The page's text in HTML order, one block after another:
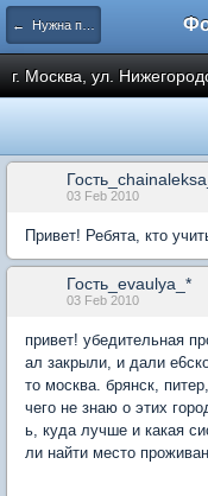
← Нужна помощь
г. Москва, ул.
03 Feb 2010
Привет! Ребята, кто
Гость_evaulya_*
03 Feb 2010
привет! убедительная
ал закрыли, и дали
то москва. брянск,
чего не знаю о этих
ь, куда лучше и какая
ли найти место